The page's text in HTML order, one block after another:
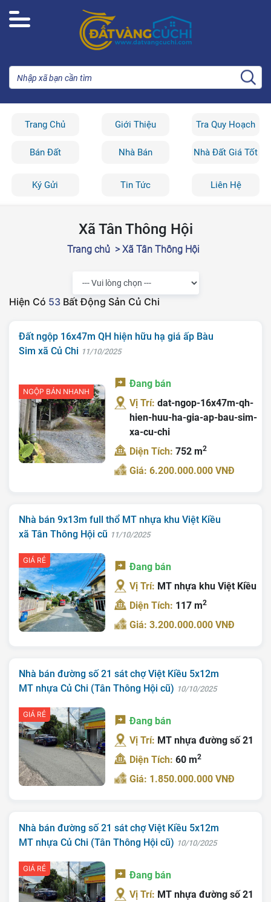
Trang Chủ Giới Thiệu Tra Quy Hoạch
Bán Đất Nhà Bán Nhà Đất Giá Tốt
Ký Gửi Tin Tức Liên Hệ
Xã Tân Thông Hội
Trang chủ > Xã Tân Thông Hội
Hiện Có 53 Bất Động Sản Củ Chi
Đất ngộp 16x47m QH hiện hữu hạ giá ấp Bàu
Sim xã Củ Chi 11/10/2025
NGỘP BÁN NHANH
Đang bán
Vị Trí:dat-ngop-16x47m-qh-
hien-huu-ha-gia-ap-bau-sim-
xa-cu-chi
Diện Tích:752 m2
Giá: 6.200.000.000 VNĐ
Nhà bán 9x13m full thổ MT nhựa khu Việt Kiều
xã Tân Thông Hội cũ 11/10/2025
GIÁ RẺ
Đang bán
Vị Trí: MT nhựa khu Việt Kiều
Diện Tích: 117 m2
Giá: 3.200.000.000 VNĐ
Nhà bán đường số 21 sát chợ Việt Kiều 5x12m
MT nhựa Củ Chi (Tân Thông Hội cũ) 10/10/2025
GIÁ RẺ
Đang bán
Vị Trí: MT nhựa đường số 21
Diện Tích:60 m2
Giá: 1.850.000.000 VNĐ
Nhà bán đường số 21 sát chợ Việt Kiều 5x12m
MT nhựa Củ Chi (Tân Thông Hội cũ) 10/10/2025
GIÁ RẺ
Đang bán
Vị Trí: MT nhựa đường số 21